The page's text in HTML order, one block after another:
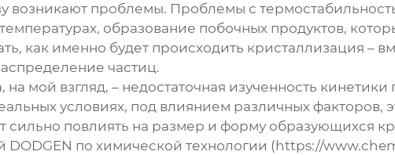
возникают проблемы. Проблемы с
образование побочных продуктов,
как именно будет происходить кристаллизация –
частиц.
на мой взгляд, – недостаточная изученность
условиях, под влиянием различных факторов,
сильно повлиять на размер и форму образующихся
по химической технологии (https://